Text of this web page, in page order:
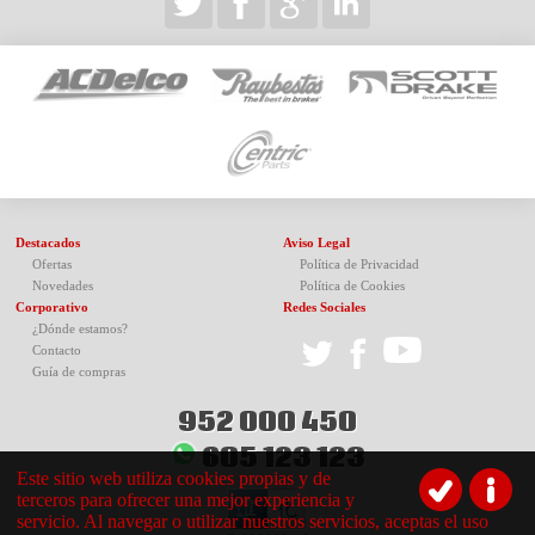
Destacados
Ofertas
Novedades
Corporativo
¿Dónde estamos?
Contacto
Guía de compras
Aviso Legal
Política de Privacidad
Política de Cookies
Redes Sociales
952 000 450
605 123 123
Este sitio web utiliza cookies propias y de
terceros para ofrecer una mejor experiencia y
servicio. Al navegar o utilizar nuestros servicios, aceptas el uso